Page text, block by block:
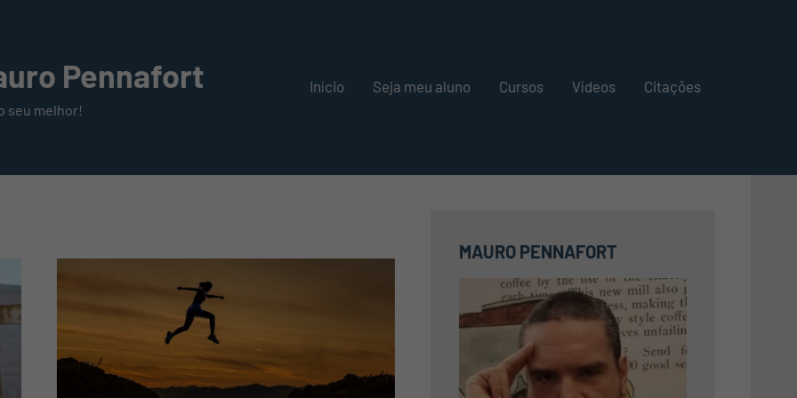
Pennafort
seu melhor!
Início Seja meu aluno Cursos Vídeos Citações
MAURO PENNAFORT